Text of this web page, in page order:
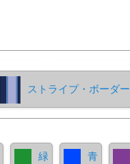
ストライプ・ボーダー
緑 青